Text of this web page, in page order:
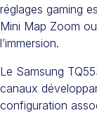
réglages gaming
Mini Map Zoom
l’immersion.
Le Samsung
canaux
configuration